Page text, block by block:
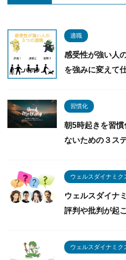
適職
感受性が強い人
を強みに変えて
習慣化
朝5時起きを習
ないための３ス
ウェルスダイナミク
ウェルスダイナ
評判や批判が起
ウェルスダイナミク